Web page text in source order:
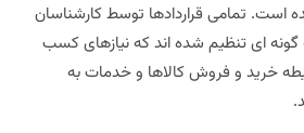
است. تمامی قراردادها توسط کارشناسان
ای تنظیم شده اند که نیازهای کسب
خرید و فروش کالاها و خدمات به